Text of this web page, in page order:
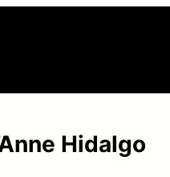
Hidalgo